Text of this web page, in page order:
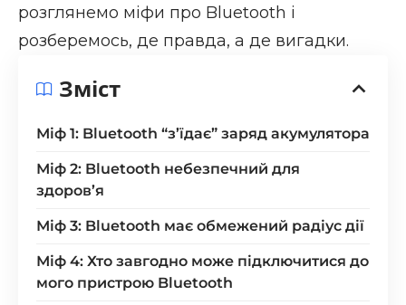
розглянемо міфи про Bluetooth і
розберемось, де правда, а де вигадки.
Зміст
Міф 1: Bluetooth “з’їдає” заряд акумулятора
Міф 2: Bluetooth небезпечний для
здоров’я
Міф 3: Bluetooth має обмежений радіус дії
Міф 4: Хто завгодно може підключитися до
мого пристрою Bluetooth